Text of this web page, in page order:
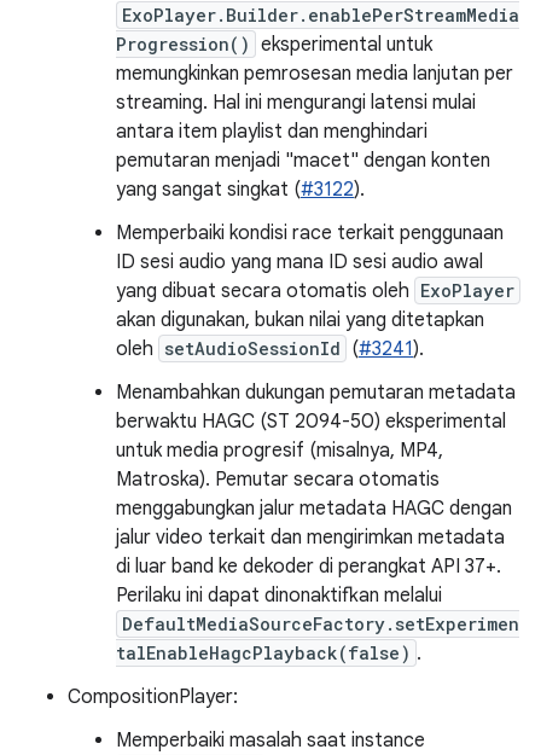
ExoPlayer.Builder.enablePerStreamMedia
Progression() eksperimental untuk
memungkinkan pemrosesan media lanjutan per
streaming. Hal ini mengurangi latensi mulai
antara item playlist dan menghindari
pemutaran menjadi "macet" dengan konten
yang sangat singkat (#3122).
Memperbaiki kondisi race terkait penggunaan
ID sesi audio yang mana ID sesi audio awal
yang dibuat secara otomatis oleh ExoPlayer
akan digunakan, bukan nilai yang ditetapkan
oleh setAudioSessionId (#3241).
Menambahkan dukungan pemutaran metadata
berwaktu HAGC (ST 2094-50) eksperimental
untuk media progresif (misalnya, MP4,
Matroska). Pemutar secara otomatis
menggabungkan jalur metadata HAGC dengan
jalur video terkait dan mengirimkan metadata
di luar band ke dekoder di perangkat API 37+.
Perilaku ini dapat dinonaktifkan melalui
DefaultMediaSourceFactory.setExperimen
talEnableHagcPlayback(false) .
CompositionPlayer:
Memperbaiki masalah saat instance